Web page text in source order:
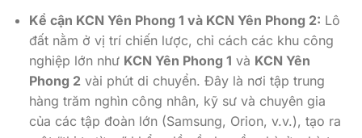
Kề cận KCN Yên Phong 1 và KCN Yên Phong 2: Lô
đất nằm ở vị trí chiến lược, chỉ cách các khu công
nghiệp lớn như KCN Yên Phong 1 và KCN Yên
Phong 2vài phút di chuyển. Đây là nơi tập trung
hàng trăm nghìn công nhân, kỹ sư và chuyên gia
của các tập đoàn lớn (Samsung, Orion, v.v.), tạo ra